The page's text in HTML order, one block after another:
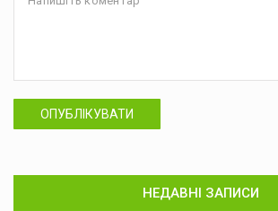
ОПУБЛІКУВАТИ
НЕДАВНІ ЗАПИСИ